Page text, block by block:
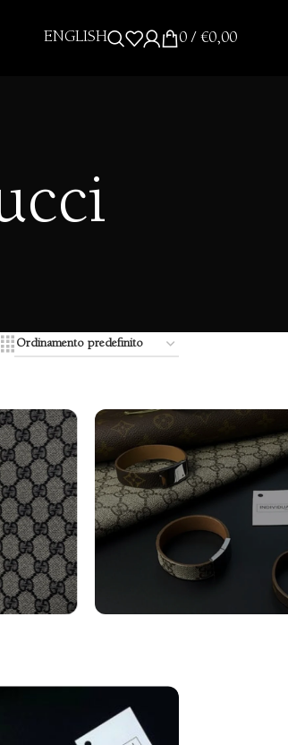
ENGLISH 0/ €0,00